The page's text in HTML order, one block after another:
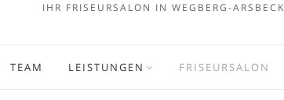
IHR FRISEURSALON IN WEGBERG-ARSBECK
TEAM LEISTUNGEN FRISEURSALON